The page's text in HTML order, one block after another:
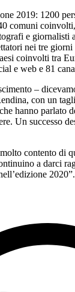
2019: 1200
comuni
e giornalisti
nei tre
coinvolti tra
e web e 81
–
con un
hanno parlato
Un successo
contento di
a darci
2020”.